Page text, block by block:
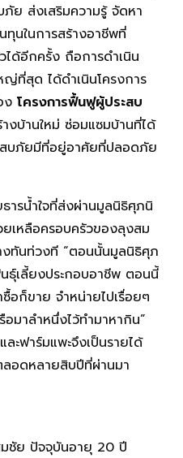
ภัย ส่งเสริมความรู้ จัดหา
ทุนในการสร้างอาชีพที่
ด้อีกครั้ง ถือการดำเนิน
ญ่ที่สุด ได้ดำเนินโครงการ
ง โครงการฟื้นฟูผู้ประสบ
งบ้านใหม่ ซ่อมแซมบ้านที่ได้
สบภัยมีที่อยู่อาศัยที่ปลอดภัย
รน้ำใจที่ส่งผ่านมูลนิธิศุภนิ
เหลือครอบครัวของลุงสม
งทันท่วงที “ตอนนั้นมูลนิธิศุภ
ธุ์เลี้ยงประกอบอาชีพ ตอนนี้
อก็ขาย จำหน่ายไปเรื่อยๆ
อมาลำหนึ่งไว้ทำมาหากิน”
ะฟาร์มแพะจึงเป็นรายได้
ลอดหลายสิบปีที่ผ่านมา
ชัย ปัจจุบันอายุ 20 ปี